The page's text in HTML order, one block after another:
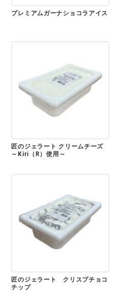
プレミアムガーナショコラアイス
匠のジェラート クリームチーズ
～Kiri（R）使用～
匠のジェラート クリスプチョコ
チップ